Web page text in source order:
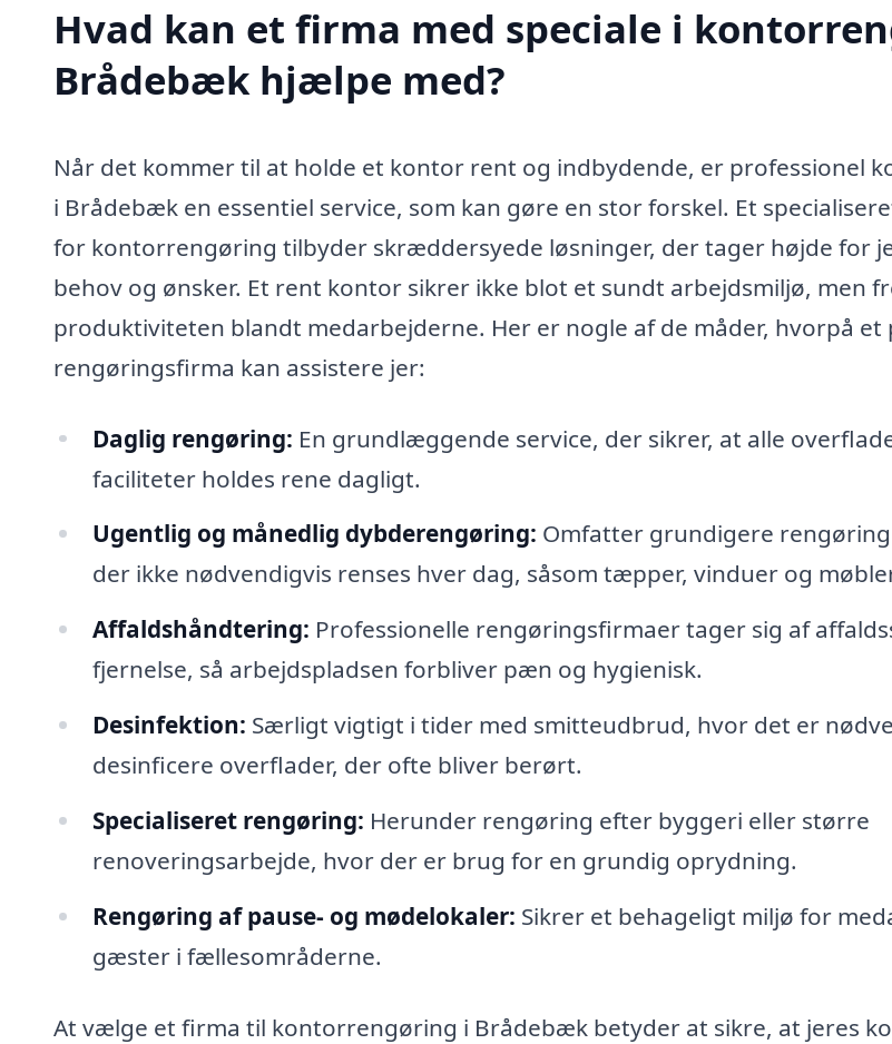
Hvad kan et firma med speciale i
Brådebæk hjælpe med?
Når det kommer til at holde et kontor rent og indbydende, er professionel
i Brådebæk en essentiel service, som kan gøre en stor forskel. Et
for kontorrengøring tilbyder skræddersyede løsninger, der tager højde for
behov og ønsker. Et rent kontor sikrer ikke blot et sundt arbejdsmiljø, men
produktiviteten blandt medarbejderne. Her er nogle af de måder, hvorpå et
rengøringsfirma kan assistere jer:
Daglig rengøring: En grundlæggende service, der sikrer, at alle
faciliteter holdes rene dagligt.
Ugentlig og månedlig dybderengøring: Omfatter grundigere
der ikke nødvendigvis renses hver dag, såsom tæpper, vinduer og
Affaldshåndtering: Professionelle rengøringsfirmaer tager sig af
fjernelse, så arbejdspladsen forbliver pæn og hygienisk.
Desinfektion: Særligt vigtigt i tider med smitteudbrud, hvor det er
desinficere overflader, der ofte bliver berørt.
Specialiseret rengøring: Herunder rengøring efter byggeri eller større
renoveringsarbejde, hvor der er brug for en grundig oprydning.
Rengøring af pause- og mødelokaler: Sikrer et behageligt miljø for
gæster i fællesområderne.
At vælge et firma til kontorrengøring i Brådebæk betyder at sikre, at jeres